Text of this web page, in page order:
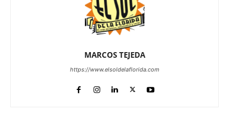
MARCOS TEJEDA
https://www.elsoldelaflorida.com